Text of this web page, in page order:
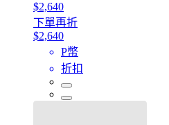
$2,640
下單再折
$2,640
P幣
折扣